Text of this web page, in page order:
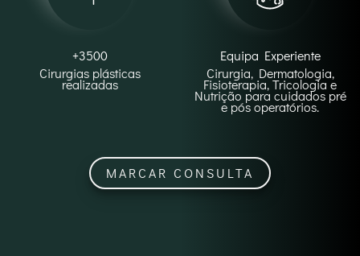
+3500
Cirurgias plásticas
realizadas
Equipa Experiente
Cirurgia, Dermatologia,
Fisioterapia, Tricologia e
Nutrição para cuidados pré
e pós operatórios.
MARCAR CONSULTA